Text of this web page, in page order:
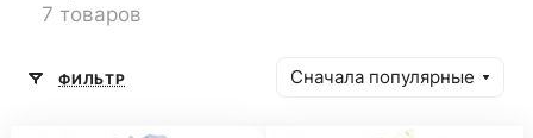
7 товаров
ФИЛЬТР Сначала популярные